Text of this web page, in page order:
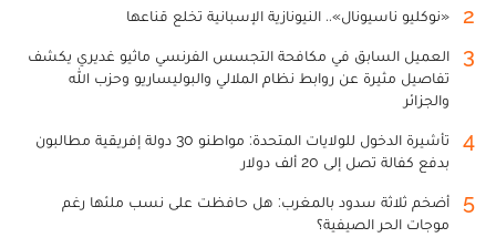
2 «نوكليو ناسيونال».. النيونازية الإسبانية تخلع قناعها
3
العميل السابق في مكافحة التجسس الفرنسي ماثيو غديري يكشف
تفاصيل مثيرة عن روابط نظام الملالي والبوليساريو وحزب الله
والجزائر
4
تأشيرة الدخول للولايات المتحدة: مواطنو 30 دولة إفريقية مطالبون
بدفع كفالة تصل إلى 20 ألف دولار
5
أضخم ثلاثة سدود بالمغرب: هل حافظت على نسب ملئها رغم
موجات الحر الصيفية؟